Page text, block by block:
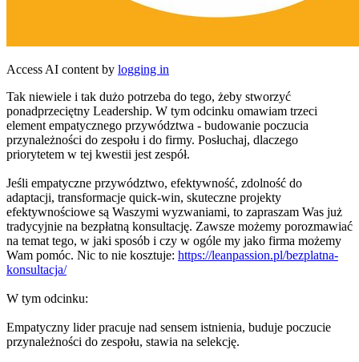
Access AI content by logging in
Tak niewiele i tak dużo potrzeba do tego, żeby stworzyć
ponadprzeciętny Leadership. W tym odcinku omawiam trzeci
element empatycznego przywództwa - budowanie poczucia
przynależności do zespołu i do firmy. Posłuchaj, dlaczego
priorytetem w tej kwestii jest zespół.
Jeśli empatyczne przywództwo, efektywność, zdolność do
adaptacji, transformacje quick-win, skuteczne projekty
efektywnościowe są Waszymi wyzwaniami, to zapraszam Was już
tradycyjnie na bezpłatną konsultację. Zawsze możemy porozmawiać
na temat tego, w jaki sposób i czy w ogóle my jako firma możemy
Wam pomóc. Nic to nie kosztuje: https://leanpassion.pl/bezplatna-
konsultacja/
W tym odcinku:
Empatyczny lider pracuje nad sensem istnienia, buduje poczucie
przynależności do zespołu, stawia na selekcję.